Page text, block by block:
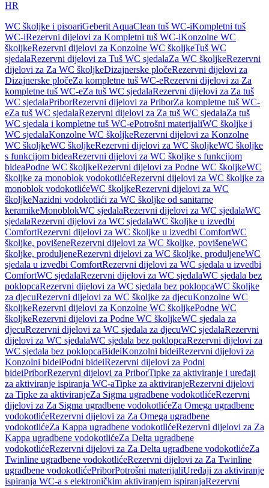
HR
WC školjke i pisoariGeberit AquaClean tuš WC-iKompletni tuš
WC-iRezervni dijelovi za Kompletni tuš WC-iKonzolne WC
školjkeRezervni dijelovi za Konzolne WC školjkeTuš WC
sjedalaRezervni dijelovi za Tuš WC sjedalaZa WC školjkeRezervni
dijelovi za Za WC školjkeDizajnerske pločeRezervni dijelovi za
Dizajnerske pločeZa kompletne tuš WC-eRezervni dijelovi za Za
kompletne tuš WC-eZa tuš WC sjedalaRezervni dijelovi za Za tuš
WC sjedalaPriborRezervni dijelovi za PriborZa kompletne tuš WC-
eZa tuš WC sjedalaRezervni dijelovi za Za tuš WC sjedalaZa tuš
WC sjedala i kompletne tuš WC-ePotrošni materijaliWC školjke i
WC sjedalaKonzolne WC školjkeRezervni dijelovi za Konzolne
WC školjkeWC školjkeRezervni dijelovi za WC školjkeWC školjke
s funkcijom bideaRezervni dijelovi za WC školjke s funkcijom
bideaPodne WC školjkeRezervni dijelovi za Podne WC školjkeWC
školjke za monoblok vodokotlićeRezervni dijelovi za WC školjke za
monoblok vodokotlićeWC školjkeRezervni dijelovi za WC
školjkeNazidni vodokotlići za WC školjke od sanitarne
keramikeMonoblokWC sjedalaRezervni dijelovi za WC sjedalaWC
sjedalaRezervni dijelovi za WC sjedalaWC školjke u izvedbi
ComfortRezervni dijelovi za WC školjke u izvedbi ComfortWC
školjke, povišeneRezervni dijelovi za WC školjke, povišeneWC
školjke, produljeneRezervni dijelovi za WC školjke, produljeneWC
sjedala u izvedbi ComfortRezervni dijelovi za WC sjedala u izvedbi
ComfortWC sjedalaRezervni dijelovi za WC sjedalaWC sjedala bez
poklopcaRezervni dijelovi za WC sjedala bez poklopcaWC školjke
za djecuRezervni dijelovi za WC školjke za djecuKonzolne WC
školjkeRezervni dijelovi za Konzolne WC školjkePodne WC
školjkeRezervni dijelovi za Podne WC školjkeWC sjedala za
djecuRezervni dijelovi za WC sjedala za djecuWC sjedalaRezervni
dijelovi za WC sjedalaWC sjedala bez poklopcaRezervni dijelovi za
WC sjedala bez poklopcaBideiKonzolni bideiRezervni dijelovi za
Konzolni bideiPodni bideiRezervni dijelovi za Podni
bideiPriborRezervni dijelovi za PriborTipke za aktiviranje i uređaji
za aktiviranje ispiranja WC-aTipke za aktiviranjeRezervni dijelovi
za Tipke za aktiviranjeZa Sigma ugradbene vodokotlićeRezervni
dijelovi za Za Sigma ugradbene vodokotlićeZa Omega ugradbene
vodokotlićeRezervni dijelovi za Za Omega ugradbene
vodokotlićeZa Kappa ugradbene vodokotlićeRezervni dijelovi za Za
Kappa ugradbene vodokotlićeZa Delta ugradbene
vodokotlićeRezervni dijelovi za Za Delta ugradbene vodokotlićeZa
Twinline ugradbene vodokotlićeRezervni dijelovi za Za Twinline
ugradbene vodokotlićePriborPotrošni materijaliUređaji za aktiviranje
ispiranja WC-a s elektroničkim aktiviranjem ispiranjaRezervni